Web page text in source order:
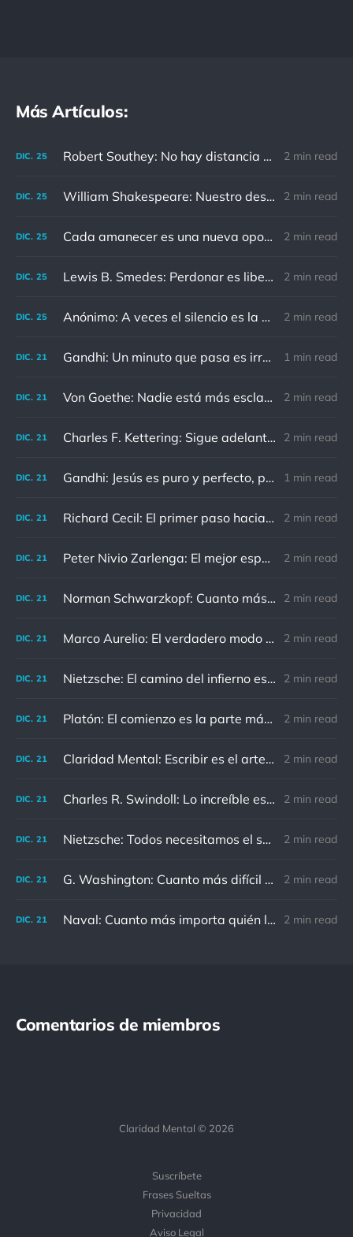
Más Artículos:
DIC. 25 Robert Southey: No hay distancia o tiempo que pueda disminuir la amistad de aquellos que están completamente convencidos del valor del otro 2 min read
DIC. 25 William Shakespeare: Nuestro destino está en las estrellas, así que levantemos nuestros ojos al cielo 2 min read
DIC. 25 Cada amanecer es una nueva oportunidad 2 min read
DIC. 25 Lewis B. Smedes: Perdonar es liberar a un prisionero y descubrir que el prisionero eras tú 2 min read
DIC. 25 Anónimo: A veces el silencio es la mejor respuesta 2 min read
DIC. 21 Gandhi: Un minuto que pasa es irrecuperable. Conociendo esto, ¿cómo podemos malgastar tantas horas? 1 min read
DIC. 21 Von Goethe: Nadie está más esclavizado que aquellos que falsamente creen que son libres. 2 min read
DIC. 21 Charles F. Kettering: Sigue adelante, y es probable que tropieces con algo, tal vez cuando menos lo esperes. Nunca he escuchado hablar de alguien algu 2 min read
DIC. 21 Gandhi: Jesús es puro y perfecto, pero vosotros los cristianos no sois como él. 1 min read
DIC. 21 Richard Cecil: El primer paso hacia el conocimiento es saber que somos ignorantes. 2 min read
DIC. 21 Peter Nivio Zarlenga: El mejor espejo es un viejo amigo. 2 min read
DIC. 21 Norman Schwarzkopf: Cuanto más sudes por la paz, menos sangras por la guerra. 2 min read
DIC. 21 Marco Aurelio: El verdadero modo de vengarse de un enemigo es no parecérsele. 2 min read
DIC. 21 Nietzsche: El camino del infierno está asfaltado de buenas intenciones. 2 min read
DIC. 21 Platón: El comienzo es la parte más importante del trabajo 2 min read
DIC. 21 Claridad Mental: Escribir es el arte de calmar y despejar la mente. 2 min read
DIC. 21 Charles R. Swindoll: Lo increíble es que cada día podemos elegir la actitud que adoptaremos. 2 min read
DIC. 21 Nietzsche: Todos necesitamos el sentido de culpa, pero nadie necesita sentirse culpable. 2 min read
DIC. 21 G. Washington: Cuanto más difícil es el conflicto, mayor es el triunfo. 2 min read
DIC. 21 Naval: Cuanto más importa quién lo ha dicho, menos importa en realidad 2 min read
Comentarios de miembros
Claridad Mental © 2026
Suscríbete
Frases Sueltas
Privacidad
Aviso Legal